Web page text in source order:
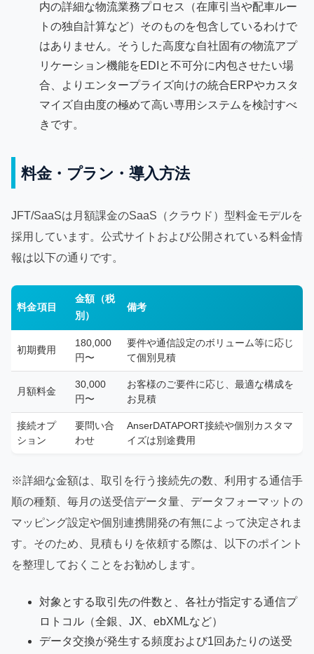
内の詳細な物流業務プロセス（在庫引当や配車ルー
トの独自計算など）そのものを包含しているわけで
はありません。そうした高度な自社固有の物流アプ
リケーション機能をEDIと不可分に内包させたい場
合、よりエンタープライズ向けの統合ERPやカスタ
マイズ自由度の極めて高い専用システムを検討すべ
きです。
料金・プラン・導入方法
JFT/SaaSは月額課金のSaaS（クラウド）型料金モデルを
採用しています。公式サイトおよび公開されている料金情
報は以下の通りです。
料金項目
金額（税
別）
備考
初期費用
180,000
円〜
要件や通信設定のボリューム等に応じ
て個別見積
月額料金
30,000
円〜
お客様のご要件に応じ、最適な構成を
お見積
接続オプ
ション
要問い合
わせ
AnserDATAPORT接続や個別カスタマ
イズは別途費用
※詳細な金額は、取引を行う接続先の数、利用する通信手
順の種類、毎月の送受信データ量、データフォーマットの
マッピング設定や個別連携開発の有無によって決定されま
す。そのため、見積もりを依頼する際は、以下のポイント
を整理しておくことをお勧めします。
対象とする取引先の件数と、各社が指定する通信プ
ロトコル（全銀、JX、ebXMLなど）
データ交換が発生する頻度および1回あたりの送受